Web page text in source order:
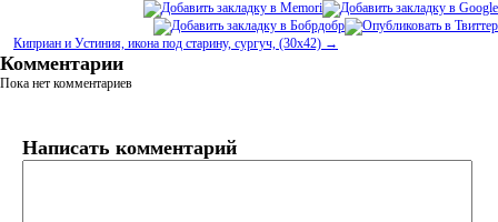
Киприан и Устиния, икона под старину, сургуч, (30x42) →
Комментарии
Пока нет комментариев
Написать комментарий